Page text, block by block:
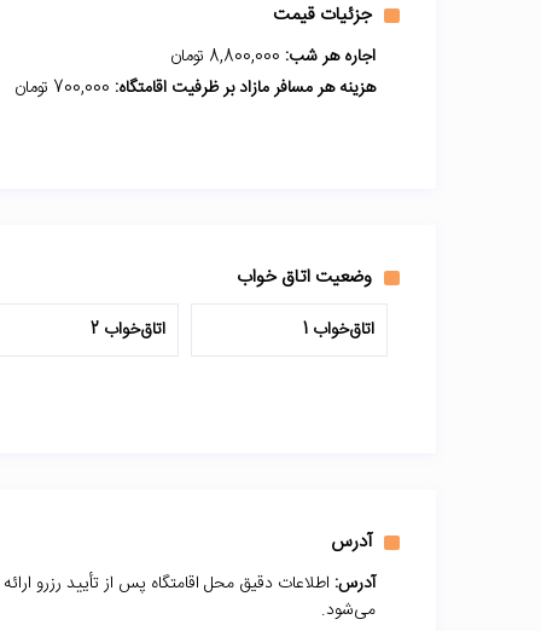
جزئیات قیمت
اجاره هر شب:
هزینه هر مسافر مازاد بر ظرفیت اقامتگاه:
وضعیت اتاق خواب
اتاق‌خواب 1 اتاق‌خواب 2
آدرس
آدرس: اطلاعات دقیق محل اقامتگاه پس از تأیید رزرو ارائه
می‌شود.